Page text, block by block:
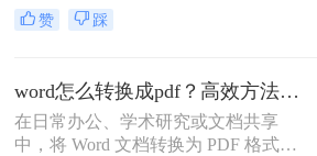
件不仅格式稳定、兼容性强，还能保
持文档的原始布局和格式，使得文档
文档怎么转化为pdf文档，并给出多种
方法及其步骤。
赞 踩
word怎么转换成pdf？高效方法与专业建议！
在日常办公、学术研究或文档共享
中，将 Word 文档转换为 PDF 格式已